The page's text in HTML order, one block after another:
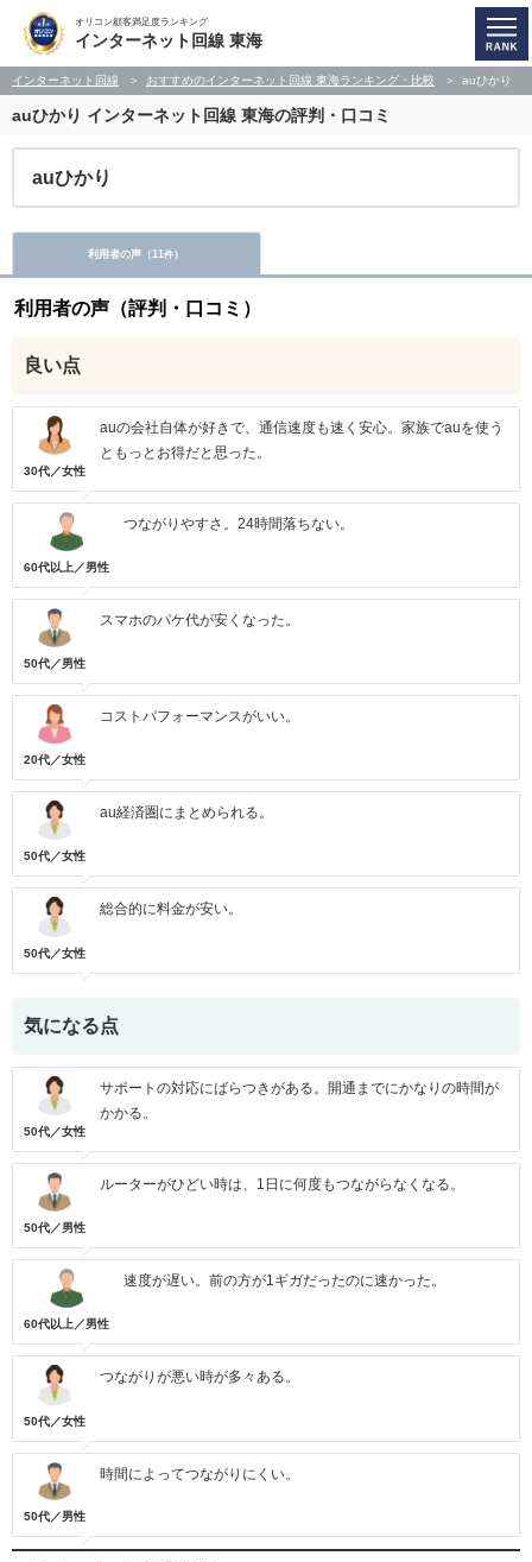
オリコン顧客満足度ランキング
インターネット回線 東海
インターネット回線 おすすめのインターネット回線 東海ランキング・比較 auひかり
auひかり インターネット回線 東海の評判・口コミ
auひかり
利用者の声（11件）
利用者の声（評判・口コミ）
良い点
30代／女性
auの会社自体が好きで、通信速度も速く安心。家族でauを使う
ともっとお得だと思った。
60代以上／男性
つながりやすさ。24時間落ちない。
50代／男性
スマホのパケ代が安くなった。
20代／女性
コストパフォーマンスがいい。
50代／女性
au経済圏にまとめられる。
50代／女性
総合的に料金が安い。
気になる点
50代／女性
サポートの対応にばらつきがある。開通までにかなりの時間が
かかる。
50代／男性
ルーターがひどい時は、1日に何度もつながらなくなる。
60代以上／男性
速度が遅い。前の方が1ギガだったのに速かった。
50代／女性
つながりが悪い時が多々ある。
50代／男性
時間によってつながりにくい。